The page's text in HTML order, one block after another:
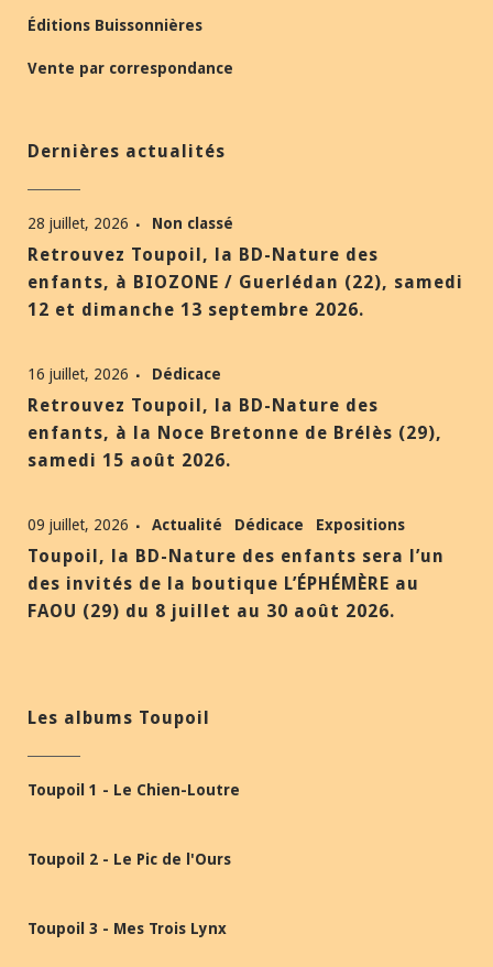
Éditions Buissonnières
Vente par correspondance
Dernières actualités
28 juillet, 2026 Non classé
Retrouvez Toupoil, la BD-Nature des
enfants, à BIOZONE / Guerlédan (22), samedi
12 et dimanche 13 septembre 2026.
16 juillet, 2026 Dédicace
Retrouvez Toupoil, la BD-Nature des
enfants, à la Noce Bretonne de Brélès (29),
samedi 15 août 2026.
09 juillet, 2026 Actualité Dédicace Expositions
Toupoil, la BD-Nature des enfants sera l’un
des invités de la boutique L’ÉPHÉMÈRE au
FAOU (29) du 8 juillet au 30 août 2026.
Les albums Toupoil
Toupoil 1 - Le Chien-Loutre
Toupoil 2 - Le Pic de l'Ours
Toupoil 3 - Mes Trois Lynx